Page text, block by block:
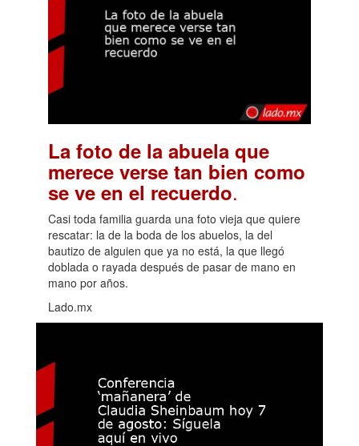
La foto de la abuela que
merece verse tan bien como
se ve en el recuerdo.
Casi toda familia guarda una foto vieja que quiere
rescatar: la de la boda de los abuelos, la del
bautizo de alguien que ya no está, la que llegó
doblada o rayada después de pasar de mano en
mano por años.
Lado.mx